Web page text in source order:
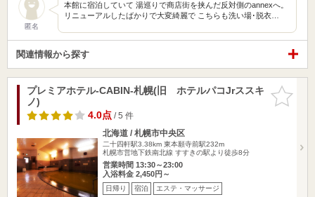
匿名
本館に宿泊していて 湯巡りで商店街を挟んだ反対側のannexへ。
リニューアルしたばかりで大変綺麗で こちらも洗い場･脱衣…
関連情報から探す
お気に入
りに追加
プレミアホテル-CABIN-札幌(旧 ホテルパコJrススキ
ノ)
4.0点/ 5 件
北海道 / 札幌市中央区
二十四軒駅3.38km 東本願寺前駅232m
札幌市営地下鉄南北線 すすきの駅より徒歩8分
営業時間 13:30～23:00
入浴料金 2,450円～
日帰り 宿泊 エステ・マッサージ